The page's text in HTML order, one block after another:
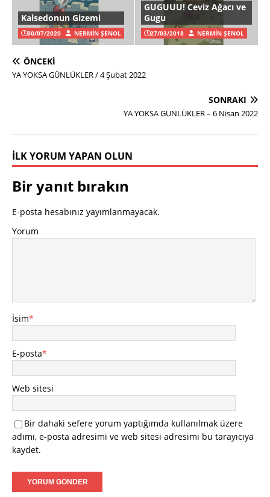
Kalsedonun Gizemi
30/07/2020 NERMIN ŞENOL
GUGUUU! Ceviz Ağacı ve
Gugu
27/03/2018 NERMIN ŞENOL
ÖNCEKI
YA YOKSA GÜNLÜKLER / 4 Şubat 2022
SONRAKI
YA YOKSA GÜNLÜKLER – 6 Nisan 2022
İLK YORUM YAPAN OLUN
Bir yanıt bırakın
E-posta hesabınız yayımlanmayacak.
Yorum
İsim*
E-posta*
Web sitesi
Bir dahaki sefere yorum yaptığımda kullanılmak üzere
adımı, e-posta adresimi ve web sitesi adresimi bu tarayıcıya
kaydet.